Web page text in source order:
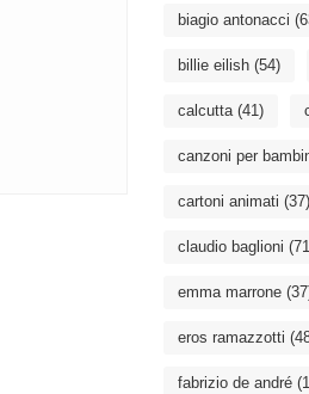
biagio antonacci
billie eilish (54)
calcutta(41)
canzoni per
cartoni animati (37)
claudio baglioni
emma marrone
eros ramazzotti
fabrizio de andré